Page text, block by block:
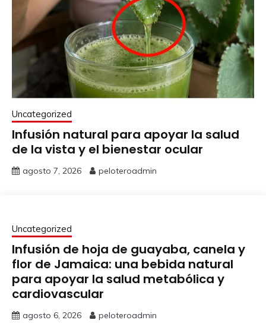
Uncategorized
Infusión natural para apoyar la salud
de la vista y el bienestar ocular
agosto 7, 2026 peloteroadmin
Uncategorized
Infusión de hoja de guayaba, canela y
flor de Jamaica: una bebida natural
para apoyar la salud metabólica y
cardiovascular
agosto 6, 2026 peloteroadmin